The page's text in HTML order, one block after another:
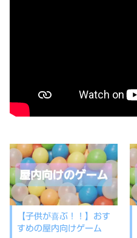
【子供が喜ぶ！！】おす
すめの屋内向けゲーム